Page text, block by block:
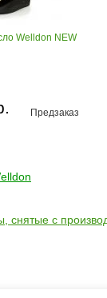
Welldon NEW
Предзаказ
снятые с